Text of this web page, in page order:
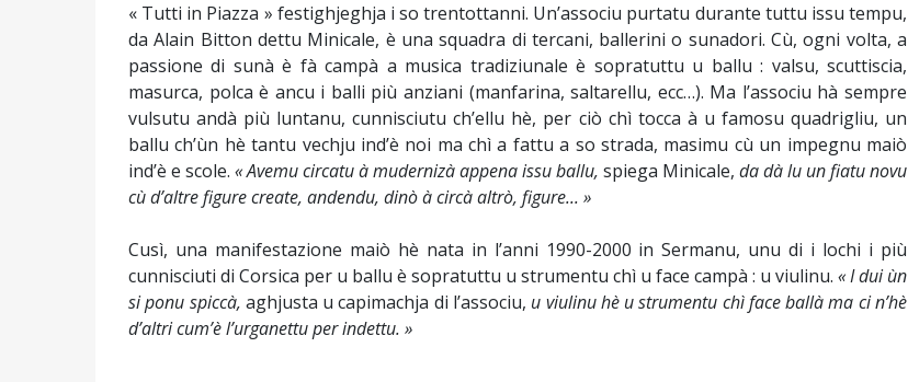
« Tutti in Piazza » festighjeghja i so trentottanni. Un’associu purtatu durante tuttu issu tempu,
da Alain Bitton dettu Minicale, è una squadra di tercani, ballerini o sunadori. Cù, ogni volta, a
passione di sunà è fà campà a musica tradiziunale è sopratuttu u ballu : valsu, scuttiscia,
masurca, polca è ancu i balli più anziani (manfarina, saltarellu, ecc…). Ma l’associu hà sempre
vulsutu andà più luntanu, cunnisciutu ch’ellu hè, per ciò chì tocca à u famosu quadrigliu, un
ballu ch’ùn hè tantu vechju ind’è noi ma chì a fattu a so strada, masimu cù un impegnu maiò
ind’è e scole. « Avemu circatu à mudernizà appena issu ballu, spiega Minicale, da dà lu un fiatu novu
cù d’altre figure create, andendu, dinò à circà altrò, figure... »
Cusì, una manifestazione maiò hè nata in l’anni 1990-2000 in Sermanu, unu di i lochi i più
cunnisciuti di Corsica per u ballu è sopratuttu u strumentu chì u face campà : u viulinu. « I dui ùn
si ponu spiccà, aghjusta u capimachja di l’associu, u viulinu hè u strumentu chì face ballà ma ci n’hè
d’altri cum’è l’urganettu per indettu. »